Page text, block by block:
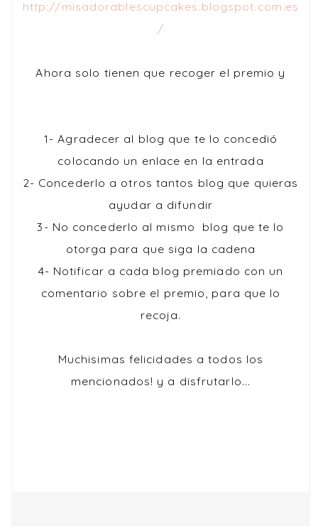
http://misadorablescupcakes.blogspot.com.es
/
Ahora solo tienen que recoger el premio y
1- Agradecer al blog que te lo concedió
colocando un enlace en la entrada
2- Concederlo a otros tantos blog que quieras
ayudar a difundir
3- No concederlo al mismo blog que te lo
otorga para que siga la cadena
4- Notificar a cada blog premiado con un
comentario sobre el premio, para que lo
recoja.
Muchisimas felicidades a todos los
mencionados! y a disfrutarlo...